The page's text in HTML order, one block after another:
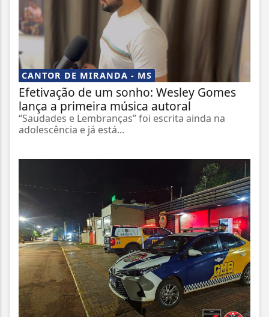
CANTOR DE MIRANDA - MS
Efetivação de um sonho: Wesley Gomes
lança a primeira música autoral
“Saudades e Lembranças” foi escrita ainda na
adolescência e já está...